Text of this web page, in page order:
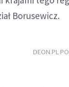
Borusewicz.
DEON.PL